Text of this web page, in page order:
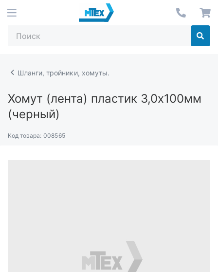
Шланги, тройники, хомуты.
Хомут (лента) пластик 3,0х100мм
(черный)
Код товара: 008565